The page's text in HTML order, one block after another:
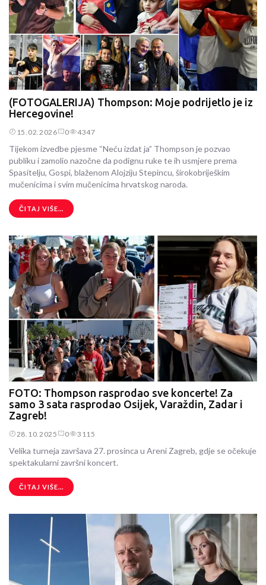
(FOTOGALERIJA) Thompson: Moje podrijetlo je iz
Hercegovine!
15.02.2026 0 4347
Tijekom izvedbe pjesme “Neću izdat ja” Thompson je pozvao
publiku i zamolio nazočne da podignu ruke te ih usmjere prema
Spasitelju, Gospi, blaženom Alojziju Stepincu, širokobriješkim
mučenicima i svim mučenicima hrvatskog naroda.
ČITAJ VIŠE...
FOTO: Thompson rasprodao sve koncerte! Za
samo 3 sata rasprodao Osijek, Varaždin, Zadar i
Zagreb!
28.10.2025 0 3115
Velika turneja završava 27. prosinca u Areni Zagreb, gdje se očekuje
spektakularni završni koncert.
ČITAJ VIŠE...